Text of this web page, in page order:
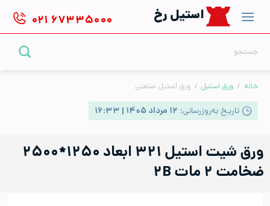
content
استیل رخ ۰۲۱ ۶۷۳۳۵۰۰۰
خانه / ورق استیل / ورق استیل صنعتی
تاریخ به‌روزرسانی: ۱۲ مرداد ۱۴۰۵ | ۱۶:۳۳
ورق شیت استیل ۳۲۱ ابعاد ۱۲۵۰*۲۵۰۰
ضخامت ۲ مات ۲B